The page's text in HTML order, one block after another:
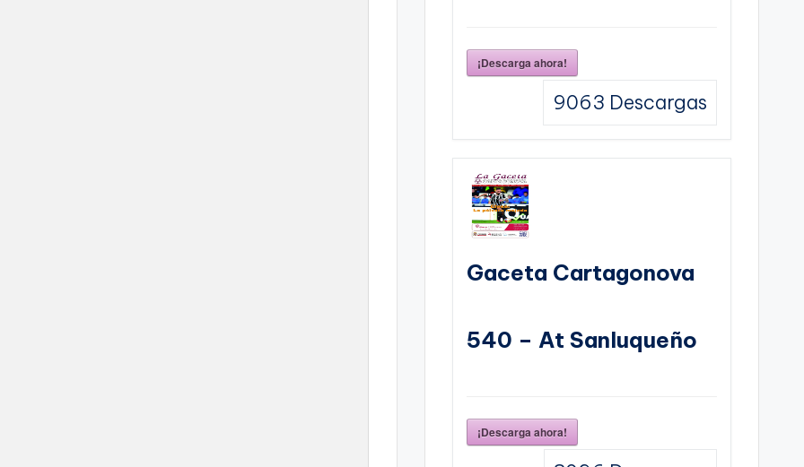
¡Descarga ahora!
9063 Descargas
Gaceta Cartagonova
540 – At Sanluqueño
¡Descarga ahora!